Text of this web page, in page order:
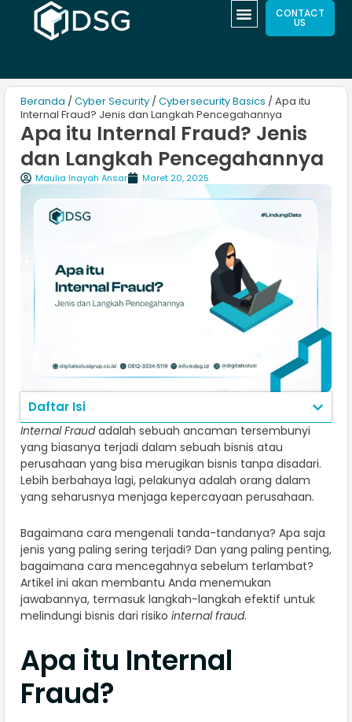
CONTACT
US
Beranda / Cyber Security / Cybersecurity Basics / Apa itu
Internal Fraud? Jenis dan Langkah Pencegahannya
Apa itu Internal Fraud? Jenis
dan Langkah Pencegahannya
Maulia Inayah Ansar Maret 20, 2025
Daftar Isi
Internal Fraudadalah sebuah ancaman tersembunyi
yang biasanya terjadi dalam sebuah bisnis atau
perusahaan yang bisa merugikan bisnis tanpa disadari.
Lebih berbahaya lagi, pelakunya adalah orang dalam
yang seharusnya menjaga kepercayaan perusahaan.
Bagaimana cara mengenali tanda-tandanya? Apa saja
jenis yang paling sering terjadi? Dan yang paling penting,
bagaimana cara mencegahnya sebelum terlambat?
Artikel ini akan membantu Anda menemukan
jawabannya, termasuk langkah-langkah efektif untuk
melindungi bisnis dari risiko internal fraud.
Apa itu Internal
Fraud?